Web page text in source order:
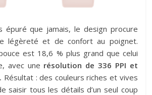
épuré que jamais, le design procure
légèreté et de confort au poignet.
est 18,6 % plus grand que celui
avec une résolution de 336 PPI et
Résultat : des couleurs riches et vives
saisir tous les détails d’un seul coup